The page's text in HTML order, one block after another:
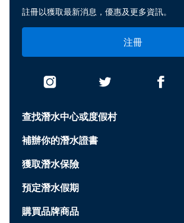
查找潛水中心或度假村
補辦你的潛水證書
獲取潛水保險
預定潛水假期
購買品牌商品
註冊以獲取最新消息，優惠及更多資訊。
注冊